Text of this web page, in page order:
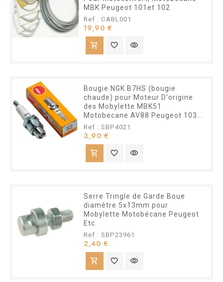
MBK Peugeot 101et 102
Ref : CABL001
19,90 €
shopping_cart favorite_border visibility
Bougie NGK B7HS (bougie
chaude) pour Moteur D'origine
des Mobylette MBK51
Motobecane AV88 Peugeot 103...
Ref : SBP4021
3,90 €
shopping_cart favorite_border visibility
Serre Tringle de Garde Boue
diamètre 5x13mm pour
Mobylette Motobécane Peugeot
Etc.
Ref : SBP23961
2,40 €
shopping_cart favorite_border visibility